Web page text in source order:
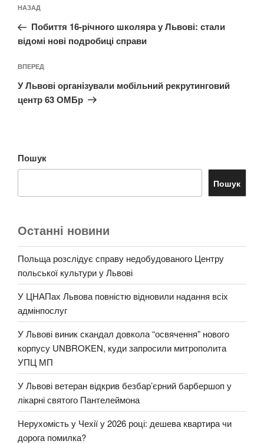
записів
Попередній
запис:
НАЗАД
Побиття 16-річного школяра у Львові: стали
відомі нові подробиці справи
Наступний
запис
ВПЕРЕД
У Львові організували мобільний рекрутинговий
центр 63 ОМБр
Пошук
Пошук
Останні новини
Польща розслідує справу недобудованого Центру
польської культури у Львові
У ЦНАПах Львова повністю відновили надання всіх
адмінпослуг
У Львові виник скандал довкола “освячення” нового
корпусу UNBROKEN, куди запросили митрополита
УПЦ МП
У Львові ветеран відкрив безбар’єрний барбершоп у
лікарні святого Пантелеймона
Нерухомість у Чехії у 2026 році: дешева квартира чи
дорога помилка?